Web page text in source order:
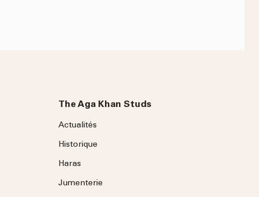
The Aga Khan Studs
Actualités
Historique
Haras
Jumenterie